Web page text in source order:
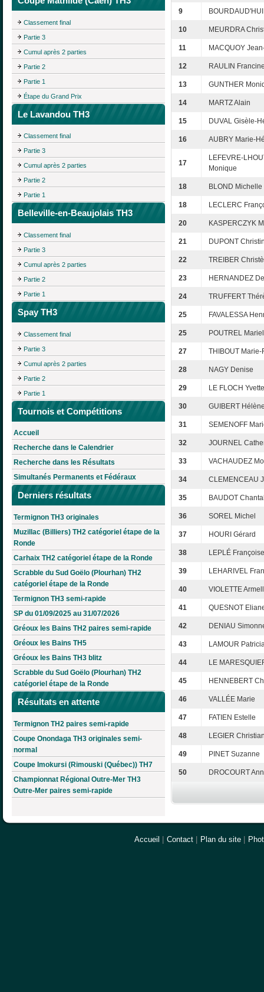
Classement final
Partie 3
Cumul après 2 parties
Partie 2
Partie 1
Étape du Grand Prix
Le Lavandou TH3
Classement final
Partie 3
Cumul après 2 parties
Partie 2
Partie 1
Belleville-en-Beaujolais TH3
Classement final
Partie 3
Cumul après 2 parties
Partie 2
Partie 1
Spay TH3
Classement final
Partie 3
Cumul après 2 parties
Partie 2
Partie 1
Tournois et Compétitions
Accueil
Recherche dans le Calendrier
Recherche dans les Résultats
Simultanés Permanents et Fédéraux
Derniers résultats
Termignon TH3 originales
Muzillac (Billiers) TH2 catégoriel étape de la
Ronde
Carhaix TH2 catégoriel étape de la Ronde
Scrabble du Sud Goëlo (Plourhan) TH2
catégoriel étape de la Ronde
Termignon TH3 semi-rapide
SP du 01/09/2025 au 31/07/2026
Gréoux les Bains TH2 paires semi-rapide
Gréoux les Bains TH5
Gréoux les Bains TH3 blitz
Scrabble du Sud Goëlo (Plourhan) TH2
catégoriel étape de la Ronde
Résultats en attente
Termignon TH2 paires semi-rapide
Coupe Onondaga TH3 originales semi-
normal
Coupe Imokursi (Rimouski (Québec)) TH7
Championnat Régional Outre-Mer TH3
Outre-Mer paires semi-rapide
9
10 MEURDRA
11 MACQUOY
12 RAULIN
13 GUNTHER
14 MARTZ Alain
15 DUVAL Gisèle-
16 AUBRY Marie-
17
LEFEVRE-
Monique
18 BLOND Michelle
18 LECLERC
20 KASPERCZYK
21 DUPONT
22 TREIBER
23 HERNANDEZ
24 TRUFFERT
25 FAVALESSA
25 POUTREL
27 THIBOUT Marie-
28 NAGY Denise
29 LE FLOCH Yvette
30 GUIBERT
31 SEMENOFF
32 JOURNEL
33 VACHAUDEZ
34 CLEMENCEAU
35 BAUDOT
36 SOREL Michel
37 HOURI Gérard
38 LEPLÉ Françoise
39 LEHARIVEL
40 VIOLETTE
41 QUESNOT
42 DENIAU
43 LAMOUR
44 LE
45 HENNEBERT
46 VALLÉE Marie
47 FATIEN Estelle
48 LEGIER
49 PINET Suzanne
50 DROCOURT
Accueil Contact Plan du site